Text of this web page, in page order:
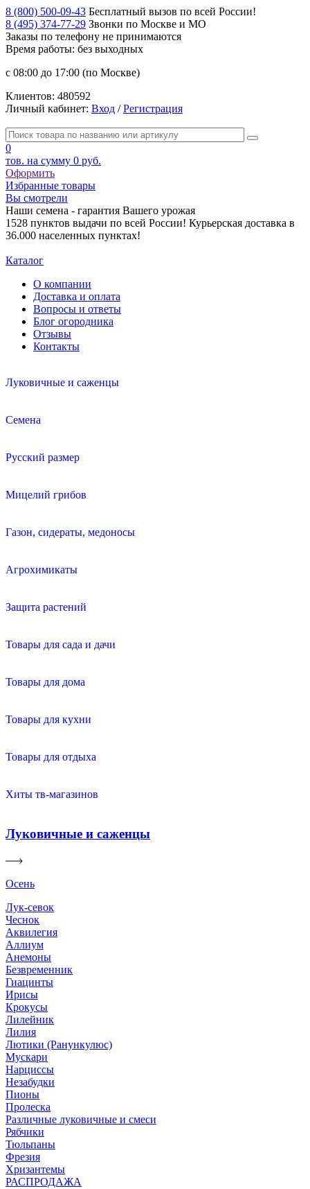
8 (800) 500-09-43 Бесплатный вызов по всей России!
8 (495) 374-77-29 Звонки по Москве и МО
Заказы по телефону не принимаются
Время работы: без выходных
с 08:00 до 17:00 (по Москве)
Клиентов: 480592
Личный кабинет: Вход /Регистрация
0
тов. на сумму 0 руб.
Оформить
Избранные товары
Вы смотрели
Наши семена - гарантия Вашего урожая
1528 пунктов выдачи по всей России! Курьерская доставка в
36.000 населенных пунктах!
Каталог
О компании
Доставка и оплата
Вопросы и ответы
Блог огородника
Отзывы
Контакты
Луковичные и саженцы
Семена
Русский размер
Мицелий грибов
Газон, сидераты, медоносы
Агрохимикаты
Защита растений
Товары для сада и дачи
Товары для дома
Товары для кухни
Товары для отдыха
Хиты тв-магазинов
Луковичные и саженцы
Осень
Лук-севок
Чеснок
Аквилегия
Аллиум
Анемоны
Безвременник
Гиацинты
Ирисы
Крокусы
Лилейник
Лилия
Лютики (Ранункулюс)
Мускари
Нарцисcы
Незабудки
Пионы
Пролеска
Различные луковичные и смеси
Рябчики
Тюльпаны
Фрезия
Хризантемы
РАСПРОДАЖА